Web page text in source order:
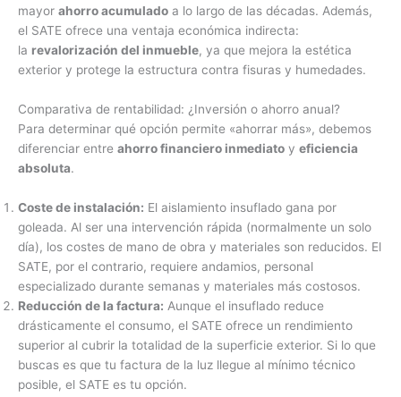
mayor ahorro acumulado a lo largo de las décadas. Además,
el SATE ofrece una ventaja económica indirecta:
la revalorización del inmueble, ya que mejora la estética
exterior y protege la estructura contra fisuras y humedades.
Comparativa de rentabilidad: ¿Inversión o ahorro anual?
Para determinar qué opción permite «ahorrar más», debemos
diferenciar entre ahorro financiero inmediato y eficiencia
absoluta.
Coste de instalación: El aislamiento insuflado gana por
goleada. Al ser una intervención rápida (normalmente un solo
día), los costes de mano de obra y materiales son reducidos. El
SATE, por el contrario, requiere andamios, personal
especializado durante semanas y materiales más costosos.
Reducción de la factura: Aunque el insuflado reduce
drásticamente el consumo, el SATE ofrece un rendimiento
superior al cubrir la totalidad de la superficie exterior. Si lo que
buscas es que tu factura de la luz llegue al mínimo técnico
posible, el SATE es tu opción.